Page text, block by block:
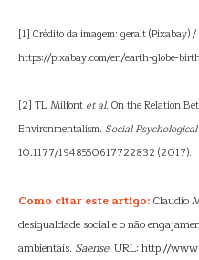
[1] Crédito da imagem: geralt (Pixabay)
https://pixabay.com/en/earth-globe-
[2] TL Milfont et al. On the Relation
Environmentalism. Social
10.1177/1948550617722832 (2017).
Como citar este artigo: Claudio
desigualdade social e o não
ambientais. Saense. URL: http://